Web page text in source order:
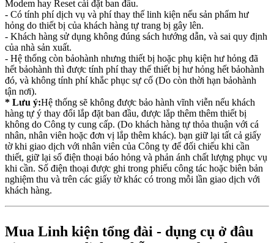
Modem hay Reset cài đặt ban đầu.
- Có tính phí dịch vụ và phí thay thế linh kiện nếu sản phẩm hư
hỏng do thiết bị của khách hàng tự trang bị gây lên.
- Khách hàng sử dụng không đúng sách hướng dẫn, và sai quy định
của nhà sản xuất.
- Hệ thống còn bảohành nhưng thiết bị hoặc phụ kiện hư hỏng đã
hết bảohành thì được tính phí thay thế thiết bị hư hỏng hết bảohành
đó, và không tính phí khắc phục sự cố (Do còn thời hạn bảohành
tận nơi).
* Lưu ý:Hệ thống sẽ không được bảo hành vĩnh viễn nếu khách
hàng tự ý thay đổi lắp đặt ban đầu, được lắp thêm thêm thiết bị
không do Công ty cung cấp. (Do khách hàng tự thỏa thuận với cá
nhân, nhân viên hoặc đơn vị lắp thêm khác). bạn giữ lại tất cả giấy
tờ khi giao dịch với nhân viên của Công ty để đối chiếu khi cần
thiết, giữ lại số điện thoại báo hỏng và phản ánh chất lượng phục vụ
khi cần. Số điện thoại được ghi trong phiếu công tác hoặc biên bản
nghiệm thu và trên các giấy tờ khác có trong mỗi lần giao dịch với
khách hàng.
Mua Linh kiện tổng đài - dụng cụ ở đâu